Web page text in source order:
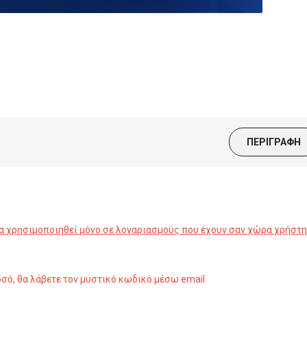
ΠΕΡΙΓΡΑΦΉ
χρησιμοποιηθεί μόνο σε λογαριασμούς που έχουν σαν χώρα
θα λάβετε τον μυστικό κωδικό μέσω email